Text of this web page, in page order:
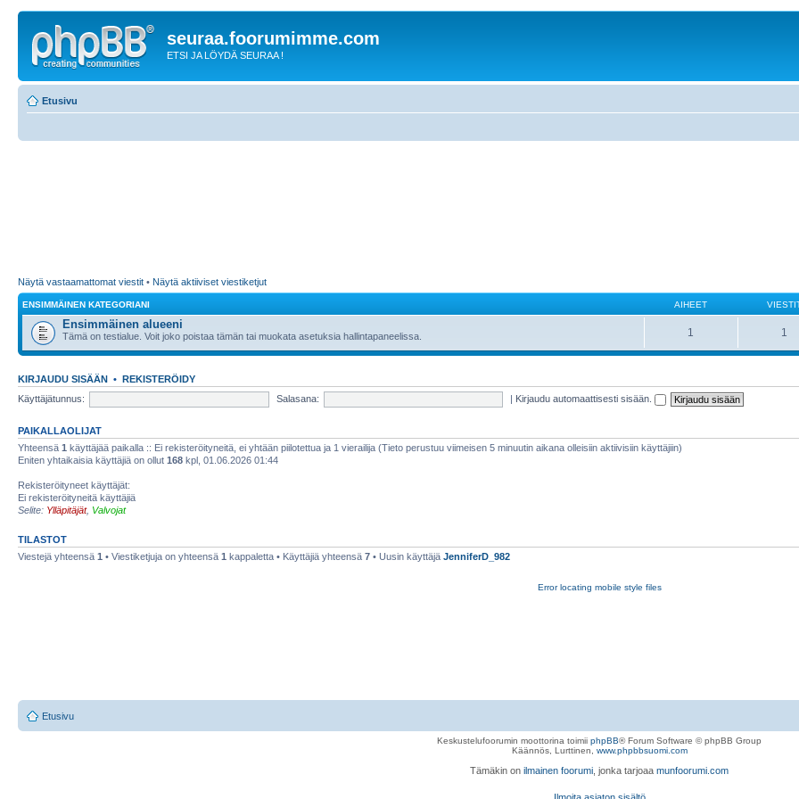
seuraa.foorumimme.com
ETSI JA LÖYDÄ SEURAA !
Etusivu
Näytä vastaamattomat viestit • Näytä aktiiviset viestiketjut
ENSIMMÄINEN KATEGORIANI AIHEET
Ensimmäinen alueeni
Tämä on testialue. Voit joko poistaa tämän tai muokata asetuksia hallintapaneelissa. 1 1
KIRJAUDU SISÄÄN • REKISTERÖIDY
Käyttäjätunnus:
Salasana: | Kirjaudu automaattisesti sisään.
PAIKALLAOLIJAT
Yhteensä 1 käyttäjää paikalla :: Ei rekisteröityneitä, ei yhtään piilotettua ja 1 vierailija (Tieto perustuu viimeisen 5 minuutin aikana olleisiin aktiivisiin käyttäjiin)
Eniten yhtaikaisia käyttäjiä on ollut 168 kpl, 01.06.2026 01:44
Rekisteröityneet käyttäjät:
Ei rekisteröityneitä käyttäjiä
Selite: Ylläpitäjät, Valvojat
TILASTOT
Viestejä yhteensä 1 • Viestiketjuja on yhteensä 1 kappaletta • Käyttäjiä yhteensä 7 • Uusin käyttäjä JenniferD_982
Error locating mobile style files
Etusivu
Keskustelufoorumin moottorina toimii phpBB® Forum Software © phpBB Group
Käännös, Lurttinen, www.phpbbsuomi.com
Tämäkin on ilmainen foorumi , jonka tarjoaa munfoorumi.com